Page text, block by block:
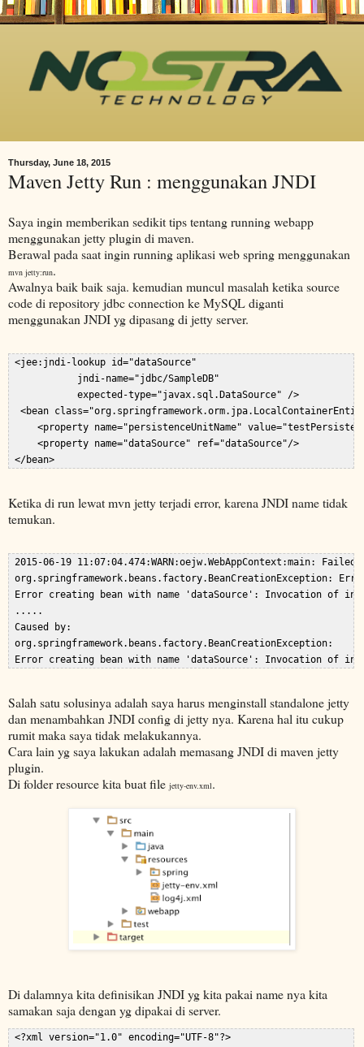
Thursday, June 18, 2015
Maven Jetty Run : menggunakan JNDI
Saya ingin memberikan sedikit tips tentang running webapp
menggunakan jetty plugin di maven.
Berawal pada saat ingin running aplikasi web spring menggunakan
mvn jetty:run.
Awalnya baik baik saja. kemudian muncul masalah ketika source
code di repository jdbc connection ke MySQL diganti
menggunakan JNDI yg dipasang di jetty server.
<jee:jndi-lookup id="dataSource"
            jndi-name="jdbc/SampleDB"
            expected-type="javax.sql.DataSource" />
<bean
<property name="persistenceUnitName"
     <property name="dataSource" ref="dataSource"/>
Ketika di run lewat mvn jetty terjadi error, karena JNDI name tidak
temukan.
2015-06-19 11:07:04.474:WARN:oejw.WebAppContext:main:
org.springframework.beans.factory.BeanCreationException:
Error creating bean with name 'dataSource': Invocation of init
.....
Caused by:
org.springframework.beans.factory.BeanCreationException:
Salah satu solusinya adalah saya harus menginstall standalone jetty
dan menambahkan JNDI config di jetty nya. Karena hal itu cukup
rumit maka saya tidak melakukannya.
Cara lain yg saya lakukan adalah memasang JNDI di maven jetty
plugin.
Di folder resource kita buat file jetty-env.xml.
Di dalamnya kita definisikan JNDI yg kita pakai name nya kita
samakan saja dengan yg dipakai di server.
<?xml version="1.0" encoding="UTF-8"?>